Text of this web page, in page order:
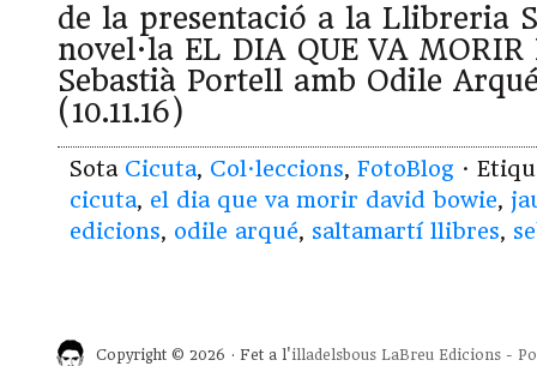
de la presentació a la Llibreria
novel·la EL DIA QUE VA MORIR
Sebastià Portell amb Odile
(10.11.16)
Sota Cicuta, Col·leccions, FotoBlog ·
cicuta, el dia que va morir david bowie,
edicions, odile arqué, saltamartí llibres,
Copyright © 2026 · Fet a l'illadelsbous LaBreu Edicions -